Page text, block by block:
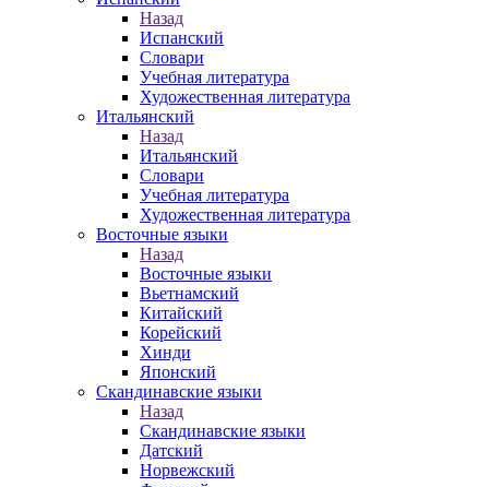
Назад
Испанский
Словари
Учебная литература
Художественная литература
Итальянский
Назад
Итальянский
Словари
Учебная литература
Художественная литература
Восточные языки
Назад
Восточные языки
Вьетнамский
Китайский
Корейский
Хинди
Японский
Скандинавские языки
Назад
Скандинавские языки
Датский
Норвежский